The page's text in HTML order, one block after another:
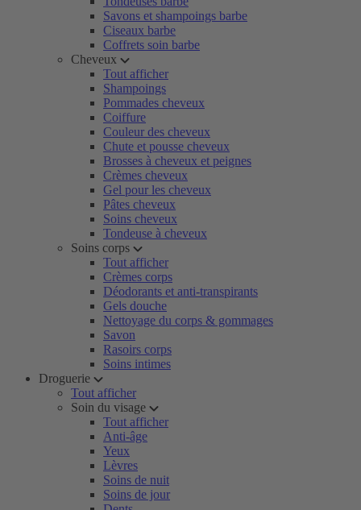
Savons et shampoings barbe
Ciseaux barbe
Coffrets soin barbe
Cheveux
Tout afficher
Shampoings
Pommades cheveux
Coiffure
Couleur des cheveux
Chute et pousse cheveux
Brosses à cheveux et peignes
Crèmes cheveux
Gel pour les cheveux
Pâtes cheveux
Soins cheveux
Tondeuse à cheveux
Soins corps
Tout afficher
Crèmes corps
Déodorants et anti-transpirants
Gels douche
Nettoyage du corps & gommages
Savon
Rasoirs corps
Soins intimes
Droguerie
Tout afficher
Soin du visage
Tout afficher
Anti-âge
Yeux
Lèvres
Soins de nuit
Soins de jour